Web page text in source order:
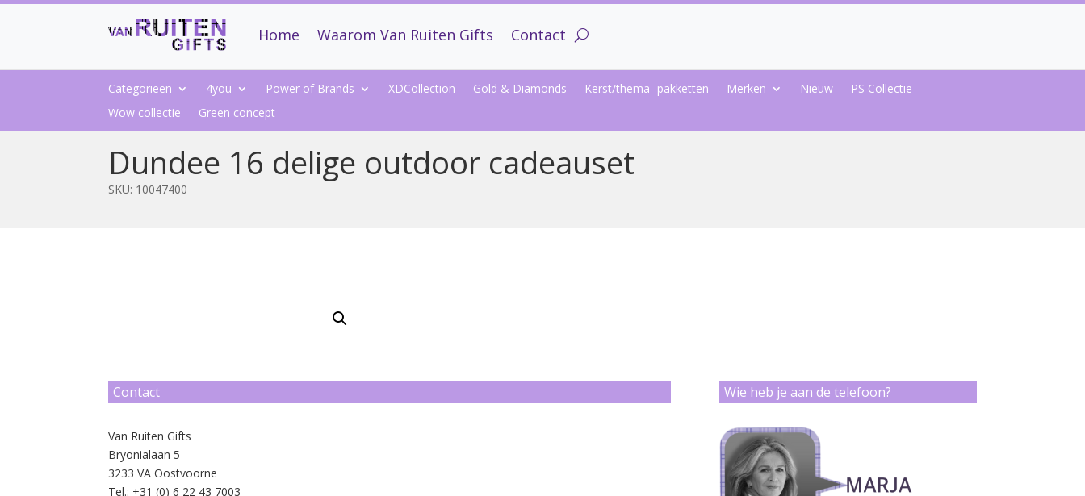
Home Waarom Van Ruiten Gifts Contact
Categorieën 4you Power of Brands XDCollection Gold & Diamonds Kerst/thema- pakketten Merken Nieuw
PS Collectie
Wow collectie
Green concept
Dundee 16 delige outdoor cadeauset
SKU: 10047400
Contact
Van Ruiten Gifts
Bryonialaan 5
3233 VA Oostvoorne
Tel.: +31 (0) 6 22 43 7003
Wie heb je aan de telefoon?